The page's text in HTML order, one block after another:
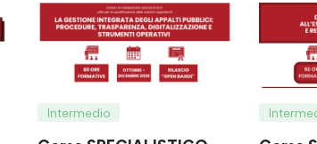
Intermedio